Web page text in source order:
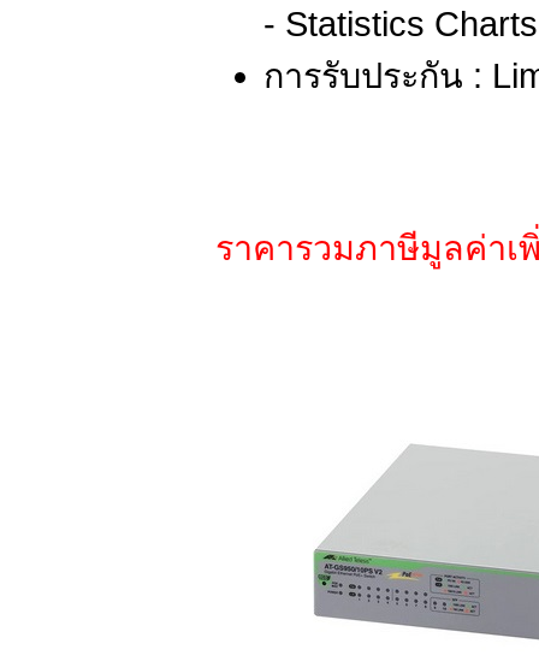
- Statistics
การรับประกัน :
ราคารวมภาษีมูลค่าเ